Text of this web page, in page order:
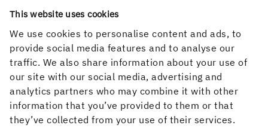
This website uses cookies
We use cookies to personalise content and ads, to
provide social media features and to analyse our
traffic. We also share information about your use of
our site with our social media, advertising and
analytics partners who may combine it with other
information that you’ve provided to them or that
they’ve collected from your use of their services.
En trygg investering
Att anlägga ett vattenkraftverk innebär stora
initiala investeringskostnader, men både den
tekniska och den ekonomiska livslängden är lång.
Vattenkraften har inga bränslekostnader och
tillgången på vatten i Sverige är god och stabil.